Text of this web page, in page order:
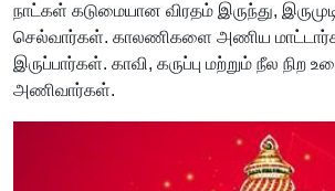
நாட்கள் கடுமையான விரதம் இருந்து,
செல்வார்கள். காலணிகளை அணிய
இருப்பார்கள். காவி, கருப்பு மற்றும் நீல நிற
அணிவார்கள்.